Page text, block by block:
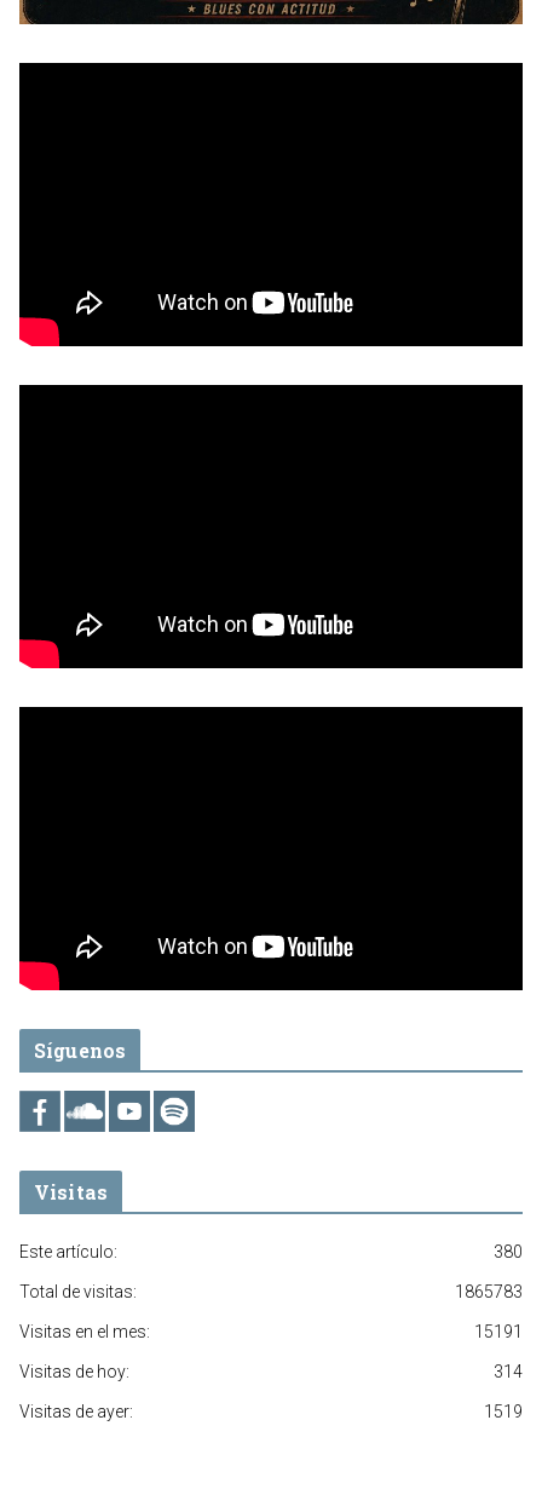
Síguenos
Visitas
380
Este artículo:
1865783
Total de visitas:
15191
Visitas en el mes:
314
Visitas de hoy:
1519
Visitas de ayer: